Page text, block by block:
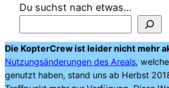
Du suchst nach etwas…
Die KopterCrew ist leider nicht mehr
Nutzungsänderungen des Areals,
genutzt haben, stand uns ab Herbst